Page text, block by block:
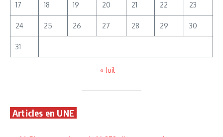
17 18 19 20 21 22 23
24 25 26 27 28 29 30
31
« Juil
Articles en UNE